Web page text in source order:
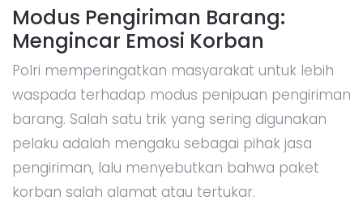
Modus Pengiriman Barang:
Mengincar Emosi Korban
Polri memperingatkan masyarakat untuk lebih
waspada terhadap modus penipuan pengiriman
barang. Salah satu trik yang sering digunakan
pelaku adalah mengaku sebagai pihak jasa
pengiriman, lalu menyebutkan bahwa paket
korban salah alamat atau tertukar.